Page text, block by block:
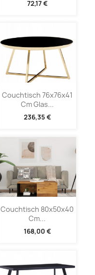
72,17 €
Couchtisch 76x76x41
Cm Glas...
236,35 €
Couchtisch 80x50x40
Cm...
168,00 €